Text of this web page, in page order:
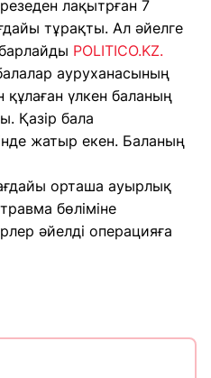
лақытрған 7
тұрақты. Ал әйелге
POLITICO.KZ.
ауруханасының
құлаған үлкен баланың
Қазір бала
жатыр екен. Баланың
орташа ауырлық
бөліміне
әйелді операцияға